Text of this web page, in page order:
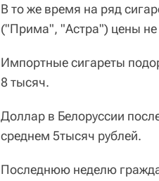
В то же время на ряд
("Прима", "Астра") цены не
Импортные сигареты
8 тысяч.
Доллар в Белоруссии
среднем 5тысяч рублей.
Последнюю неделю